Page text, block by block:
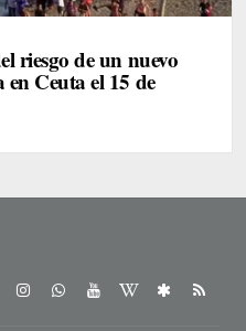
riesgo de un nuevo
Ceuta el 15 de